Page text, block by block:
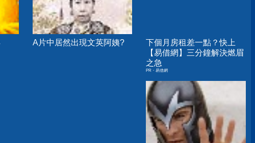
A片中居然出現文英阿姨?
下個月房租差一點？快上
【易借網】三分鐘解決燃眉
之急
PR・易借網